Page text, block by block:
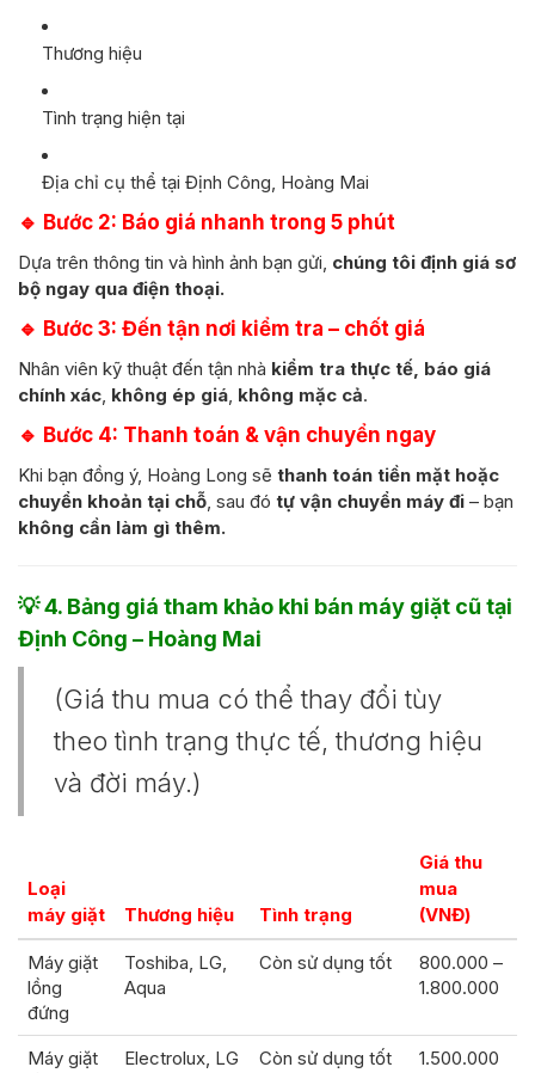
Thương hiệu
Tình trạng hiện tại
Địa chỉ cụ thể tại Định Công, Hoàng Mai
🔹 Bước 2: Báo giá nhanh trong 5 phút
Dựa trên thông tin và hình ảnh bạn gửi, chúng tôi định giá sơ
bộ ngay qua điện thoại.
🔹 Bước 3: Đến tận nơi kiểm tra – chốt giá
Nhân viên kỹ thuật đến tận nhà kiểm tra thực tế, báo giá
chính xác, không ép giá, không mặc cả.
🔹 Bước 4: Thanh toán & vận chuyển ngay
Khi bạn đồng ý, Hoàng Long sẽ thanh toán tiền mặt hoặc
chuyển khoản tại chỗ, sau đó tự vận chuyển máy đi – bạn
không cần làm gì thêm.
💡4. Bảng giá tham khảo khi bán máy giặt cũ tại
Định Công – Hoàng Mai
(Giá thu mua có thể thay đổi tùy
theo tình trạng thực tế, thương hiệu
và đời máy.)
Loại
máy giặt
Thương hiệu Tình trạng
Giá thu
mua
(VNĐ)
Máy giặt
lồng
đứng
Toshiba, LG,
Aqua
Còn sử dụng tốt
800.000 –
1.800.000
Máy giặt
Electrolux, LG Còn sử dụng tốt
1.500.000